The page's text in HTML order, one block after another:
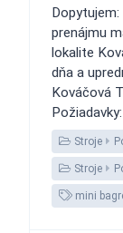
prenájmu
lokalite
dňa a
Kováčová
Stroje
Stroje
mini